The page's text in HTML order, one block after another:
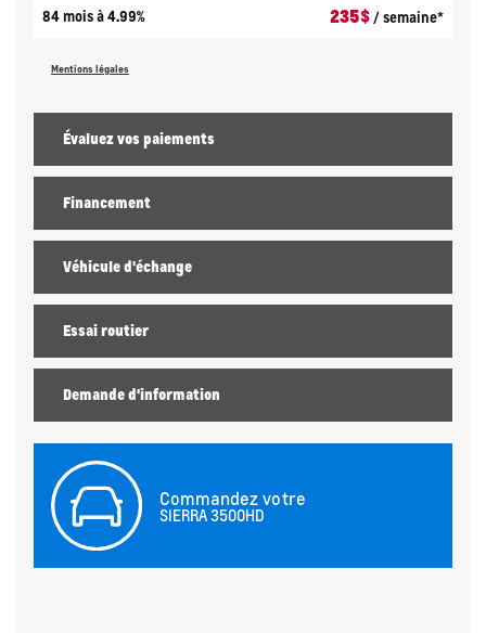
84 mois à 4.99%
235$/ semaine*
Mentions légales
Évaluez vos paiements
Financement
Véhicule d'échange
Essai routier
Demande d'information
Commandez votre
SIERRA 3500HD